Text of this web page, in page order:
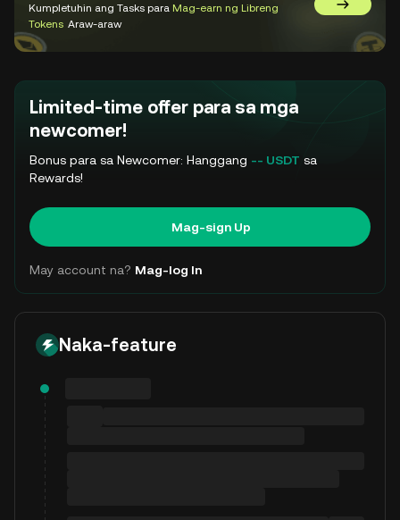
Kumpletuhin ang Tasks para Mag-earn ng Libreng
Tokens Araw-araw
Pumunta
Limited-time offer para sa mga
newcomer!
Bonus para sa Newcomer: Hanggang -- USDT sa
Rewards!
Mag-sign Up
May account na? Mag-log In
Naka-feature